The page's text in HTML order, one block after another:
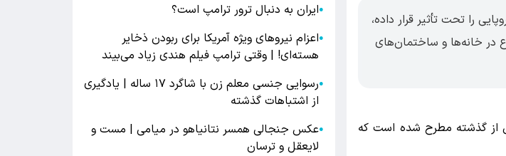
را تحت تأثیر قرار داده،
در خانه‌ها و ساختمان‌های
از گذشته مطرح شده است که
●ایران به دنبال ترور ترامپ است؟
●اعزام نیروهای ویژه آمریکا برای ربودن ذخایر
هسته‌ای! | وقتی ترامپ فیلم هندی زیاد می‌بیند
●
رسوایی جنسی معلم زن با شاگرد ۱۷ ساله | یادگیری
از اشتباهات گذشته
●عکس جنجالی همسر نتانیاهو در میامی | مست و
لایعقل و ترسان